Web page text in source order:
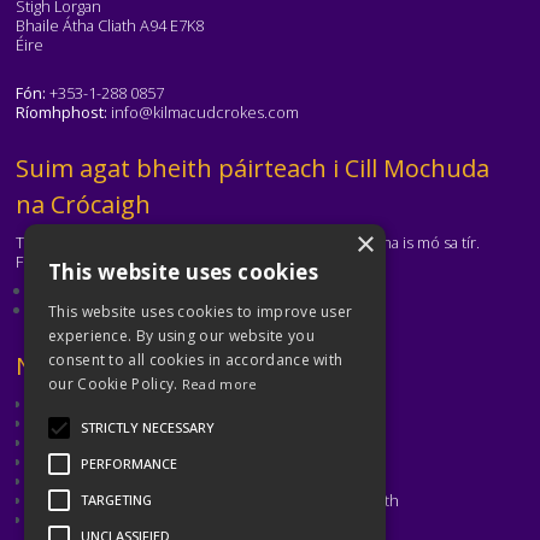
Stigh Lorgan
Bhaile Átha Cliath A94 E7K8
Éire
Fón: +353-1-288 0857
Ríomhphost: info@kilmacudcrokes.com
Téasc
Suim agat bheith páirteach i Cill Mochuda
na Crócaigh
Tá Cill Mochuda na Crócaigh ar cheann de na clubanna is mó sa tír.
Freastalaímid ar gach aois agus ar gach cumas.
Déan teagmháil leis an gclub
Téasc
Naisc Úsáideacha
CLG Átha Cliath
Cumann Peil Ghaelach na mBan
Cumann Camógaíochta
CLG Laighean
Oiliúint agus Forbairt Cluichí CLG Bhaile Átha Cliath
×
This website uses cookies
This website uses cookies to improve user
experience. By using our website you
consent to all cookies in accordance with
our Cookie Policy. Read more
STRICTLY NECESSARY
PERFORMANCE
TARGETING
UNCLASSIFIED